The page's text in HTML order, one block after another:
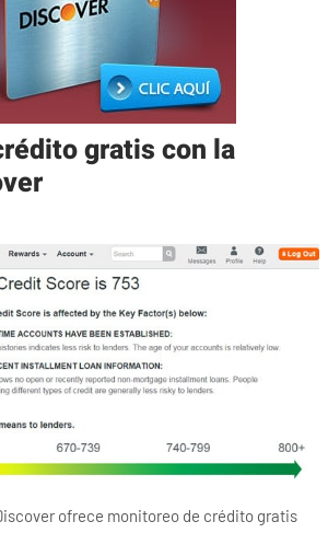
gratis con la
ofrece monitoreo de crédito gratis